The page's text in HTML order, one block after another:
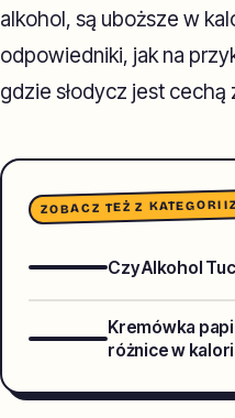
alkohol, są uboższe w
odpowiedniki, jak na
gdzie słodycz jest cechą
ZOBACZ TEŻ Z KATEGORII
Czy Alkohol
Kremówka
różnice w